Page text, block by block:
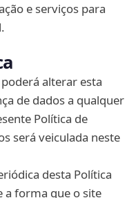
e serviços para
poderá alterar esta
de dados a qualquer
Política de
será veiculada neste
desta Política
a forma que o site